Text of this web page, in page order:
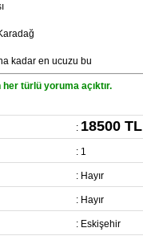
kadar en ucuzu bu
türlü yoruma açıktır.
: 18500 TL
: 1
: Hayır
: Hayır
: Eskişehir